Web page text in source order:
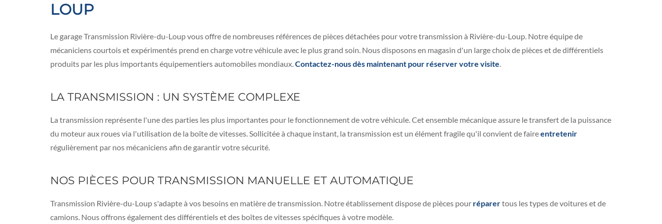
LOUP
Le garage Transmission Rivière-du-Loup vous offre de nombreuses références de pièces détachées pour votre transmission à Rivière-du-Loup. Notre équipe de
mécaniciens courtois et expérimentés prend en charge votre véhicule avec le plus grand soin. Nous disposons en magasin d'un large choix de pièces et de différentiels
produits par les plus importants équipementiers automobiles mondiaux.Contactez-nous dès maintenant pour réserver votre visite.
LA TRANSMISSION : UN SYSTÈME COMPLEXE
La transmission représente l'une des parties les plus importantes pour le fonctionnement de votre véhicule. Cet ensemble mécanique assure le transfert de la puissance
du moteur aux roues via l'utilisation de la boîte de vitesses. Sollicitée à chaque instant, la transmission est un élément fragile qu'il convient de faireentretenir
régulièrement par nos mécaniciens afin de garantir votre sécurité.
NOS PIÈCES POUR TRANSMISSION MANUELLE ET AUTOMATIQUE
Transmission Rivière-du-Loup s'adapte à vos besoins en matière de transmission. Notre établissement dispose de pièces pour réparertous les types de voitures et de
camions. Nous offrons également des différentiels et des boîtes de vitesses spécifiques à votre modèle.